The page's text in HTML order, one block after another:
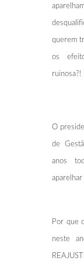
querem
os
ruinosa?!
O
de
anos
aparelhar
Por que
neste